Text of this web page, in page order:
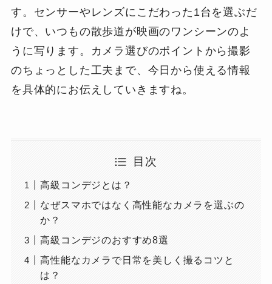
す。センサーやレンズにこだわった1台を選ぶだ
けで、いつもの散歩道が映画のワンシーンのよ
うに写ります。カメラ選びのポイントから撮影
のちょっとした工夫まで、今日から使える情報
を具体的にお伝えしていきますね。
目次
高級コンデジとは？
なぜスマホではなく高性能なカメラを選ぶの
か？
高級コンデジのおすすめ8選
高性能なカメラで日常を美しく撮るコツと
は？